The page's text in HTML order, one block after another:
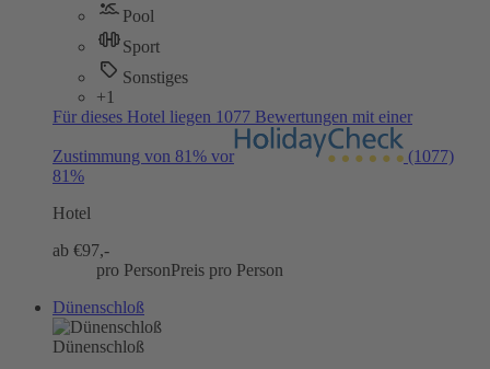
Pool
Sport
Sonstiges
+1
Für dieses Hotel liegen 1077 Bewertungen mit einer
Zustimmung von 81% vor
(1077)
81%
Hotel
ab €97,-
pro PersonPreis pro Person
Dünenschloß
Dünenschloß